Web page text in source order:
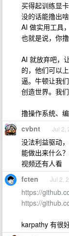
买得起训练显
没的话能撸出
AI 做实用工具
也就是说，你
AI 就放弃吧，
的，他们可以
逼。牛顿让我
创造世界。我
撸操作系统、
cvbnt Jul 2,
没法利益驱动
能做出来什么
视频还有人看
fcten Jul 2,
https://
https://
karpathy 有很